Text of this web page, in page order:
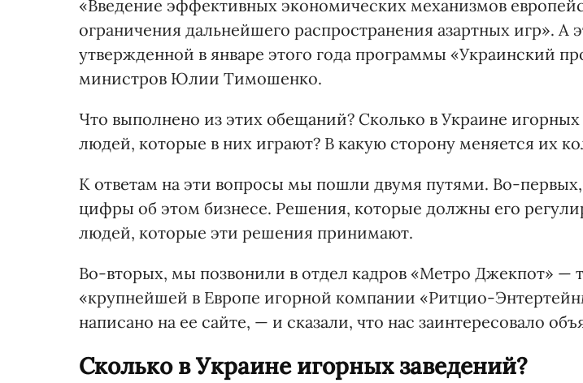
«Введение эффективных экономических механизмов
ограничения дальнейшего распространения азартных игр». А
утвержденной в январе этого года программы «Украинский
министров Юлии Тимошенко.
Что выполнено из этих обещаний? Сколько в Украине игорных
людей, которые в них играют? В какую сторону меняется их
К ответам на эти вопросы мы пошли двумя путями. Во-первых,
цифры об этом бизнесе. Решения, которые должны его
людей, которые эти решения принимают.
Во-вторых, мы позвонили в отдел кадров «Метро Джекпот» —
«крупнейшей в Европе игорной компании «Ритцио-
написано на ее сайте, — и сказали, что нас заинтересовало
Сколько в Украине игорных заведений?